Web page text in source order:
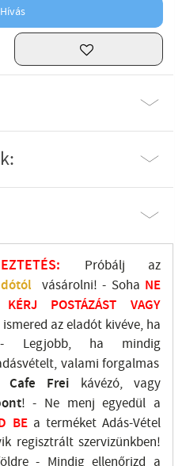
Hívás
Próbálj az
vásárolni! - Soha NE
POSTÁZÁST VAGY
az eladót kivéve, ha
- Legjobb, ha mindig
valami forgalmas
Cafe Frei kávézó, vagy
! - Ne menj egyedül a
BEa terméket Adás-Vétel
regisztrált szervizünkben!